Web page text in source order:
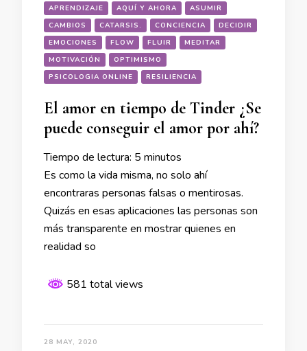
APRENDIZAJE
AQUÍ Y AHORA
ASUMIR
CAMBIOS
CATARSIS. CONCIENCIA
DECIDIR
EMOCIONES
FLOW FLUIR
MEDITAR
MOTIVACIÓN
OPTIMISMO
PSICOLOGIA ONLINE
RESILIENCIA
El amor en tiempo de Tinder ¿Se
puede conseguir el amor por ahí?
Tiempo de lectura: 5 minutos
Es como la vida misma, no solo ahí
encontraras personas falsas o mentirosas.
Quizás en esas aplicaciones las personas son
más transparente en mostrar quienes en
realidad so
581 total views
28 MAY, 2020